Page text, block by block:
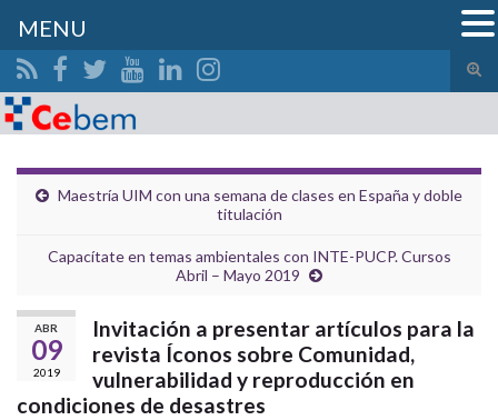
el
Search for:
Maestría UIM con una semana de clases en España y doble
titulación
Capacítate en temas ambientales con INTE-PUCP. Cursos
Abril – Mayo 2019
ABR
09
2019
Invitación a presentar artículos para la
revista Íconos sobre Comunidad,
vulnerabilidad y reproducción en
condiciones de desastres
MENU